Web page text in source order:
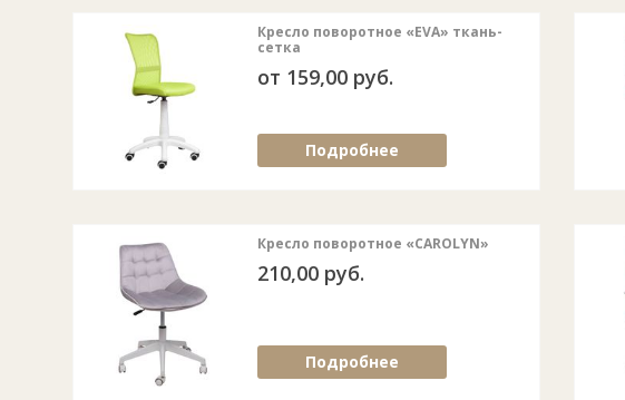
Кресло поворотное «EVA» ткань-
сетка
от 159,00 руб.
Подробнее
Кресло поворотное «CAROLYN»
210,00 руб.
Подробнее